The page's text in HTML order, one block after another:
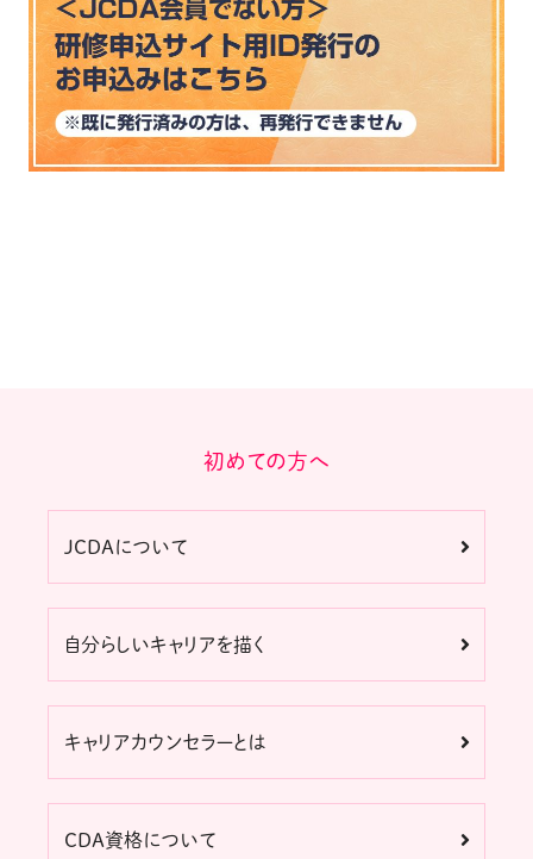
初めての方へ
JCDAについて
自分らしいキャリアを描く
キャリアカウンセラーとは
CDA資格について